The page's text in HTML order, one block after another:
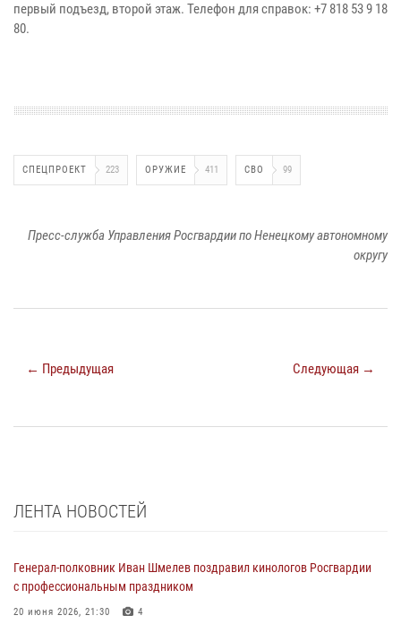
первый подъезд, второй этаж. Телефон для справок: +7 818 53 9 18
80.
СПЕЦПРОЕКТ 223 ОРУЖИЕ 411 СВО 99
Пресс-служба Управления Росгвардии по Ненецкому автономному
округу
← Предыдущая Следующая →
ЛЕНТА НОВОСТЕЙ
Генерал-полковник Иван Шмелев поздравил кинологов Росгвардии
с профессиональным праздником
20 июня 2026, 21:30 4